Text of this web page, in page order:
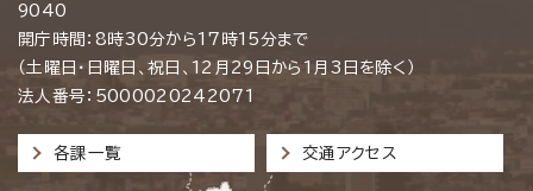
9040
開庁時間：8時30分から17時15分まで
（土曜日・日曜日、祝日、12月29日から1月3日を除く）
法人番号：5000020242071
各課一覧 交通アクセス